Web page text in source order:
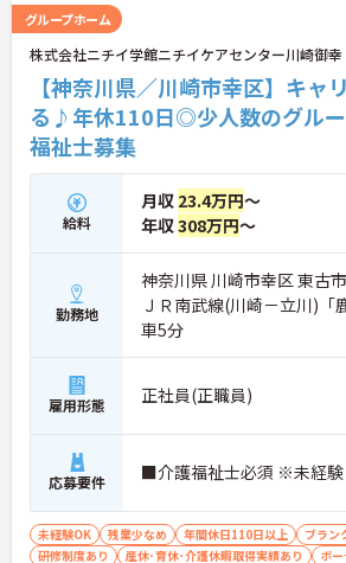
一方で、40～60代の方も安心できる最大2万
続年数手当や退職金制度などの福利厚生を完
います。企業主導型保育所の利用や10～18歳
様への子ども手当などライフステージの変化
応しており、グループホームでの1対1の丁寧
という現場のやりがいを感じながら、確かな
アと長期的な働きやすさの両方を手に入れら
場です。
＜介護福祉士の資格を活かし、さらなる高み
せる環境です＞大手ならではの丁寧な拠点研
解消できます。1ユニット9名の少人数制グル
ームのため、お客様と1対1で深く関わるケア
のも大きな魅力。ゆくゆくはサービス管理者
受講し、施設長やケアマネジャーへステップ
できる明確なキャリアマップが用意されてい
＜手厚い子育て支援！プライベートも大切に
環境＞ 「ワークライフバランスを重視する方
変おすすめの求人です。希望を考慮したシフ
や半日単位で取得できる有給休暇など、無理
ける体制が整っています。特に子育て支援が手
く、10～18歳のお子様を対象とした『子ど
も充実！ご家族の急な体調不良時には家族愛
利用でき、ライフステージが変わっても安心
グループホーム
株式会社ニチイ学館ニチイケアセンター川崎御幸
【神奈川県／川崎市幸区】キャ
る♪年休110日◎少人数のグル
福祉士募集
給料
月収 23.4万円～
年収308万円～
勤務地
神奈川県 川崎市幸区 東古
ＪＲ南武線(川崎－立川)「
車5分
雇用形態 正社員(正職員)
応募要件 ■介護福祉士必須 ※未経験
未経験OK 残業少なめ 年間休日110日以上 ブラン
研修制度あり
産休･育休･介護休暇取得実績あり ボ